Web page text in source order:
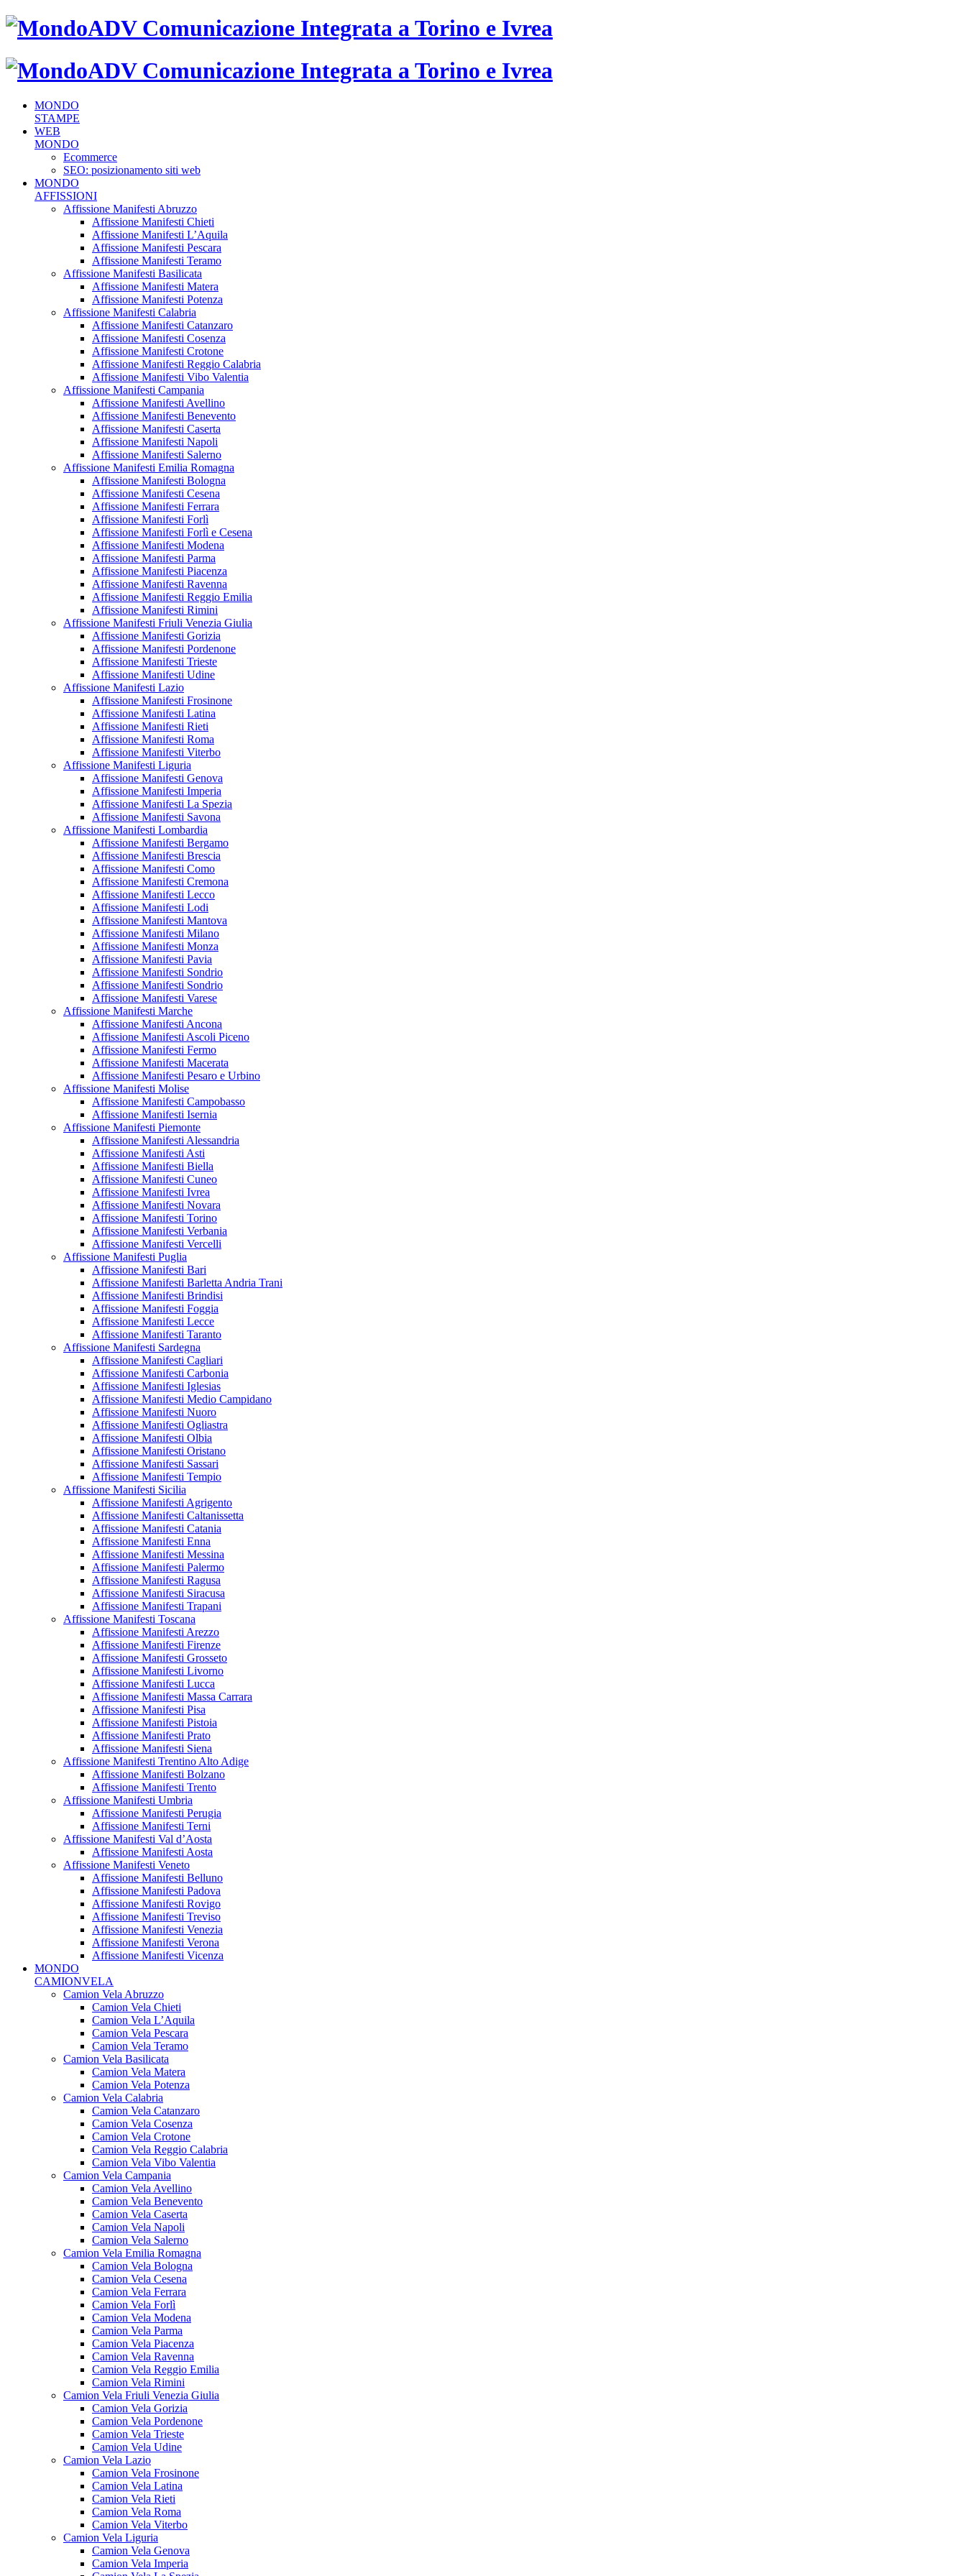
MONDO
STAMPE
WEB
MONDO
Ecommerce
SEO: posizionamento siti web
MONDO
AFFISSIONI
Affissione Manifesti Abruzzo
Affissione Manifesti Chieti
Affissione Manifesti L’Aquila
Affissione Manifesti Pescara
Affissione Manifesti Teramo
Affissione Manifesti Basilicata
Affissione Manifesti Matera
Affissione Manifesti Potenza
Affissione Manifesti Calabria
Affissione Manifesti Catanzaro
Affissione Manifesti Cosenza
Affissione Manifesti Crotone
Affissione Manifesti Reggio Calabria
Affissione Manifesti Vibo Valentia
Affissione Manifesti Campania
Affissione Manifesti Avellino
Affissione Manifesti Benevento
Affissione Manifesti Caserta
Affissione Manifesti Napoli
Affissione Manifesti Salerno
Affissione Manifesti Emilia Romagna
Affissione Manifesti Bologna
Affissione Manifesti Cesena
Affissione Manifesti Ferrara
Affissione Manifesti Forlì
Affissione Manifesti Forlì e Cesena
Affissione Manifesti Modena
Affissione Manifesti Parma
Affissione Manifesti Piacenza
Affissione Manifesti Ravenna
Affissione Manifesti Reggio Emilia
Affissione Manifesti Rimini
Affissione Manifesti Friuli Venezia Giulia
Affissione Manifesti Gorizia
Affissione Manifesti Pordenone
Affissione Manifesti Trieste
Affissione Manifesti Udine
Affissione Manifesti Lazio
Affissione Manifesti Frosinone
Affissione Manifesti Latina
Affissione Manifesti Rieti
Affissione Manifesti Roma
Affissione Manifesti Viterbo
Affissione Manifesti Liguria
Affissione Manifesti Genova
Affissione Manifesti Imperia
Affissione Manifesti La Spezia
Affissione Manifesti Savona
Affissione Manifesti Lombardia
Affissione Manifesti Bergamo
Affissione Manifesti Brescia
Affissione Manifesti Como
Affissione Manifesti Cremona
Affissione Manifesti Lecco
Affissione Manifesti Lodi
Affissione Manifesti Mantova
Affissione Manifesti Milano
Affissione Manifesti Monza
Affissione Manifesti Pavia
Affissione Manifesti Sondrio
Affissione Manifesti Sondrio
Affissione Manifesti Varese
Affissione Manifesti Marche
Affissione Manifesti Ancona
Affissione Manifesti Ascoli Piceno
Affissione Manifesti Fermo
Affissione Manifesti Macerata
Affissione Manifesti Pesaro e Urbino
Affissione Manifesti Molise
Affissione Manifesti Campobasso
Affissione Manifesti Isernia
Affissione Manifesti Piemonte
Affissione Manifesti Alessandria
Affissione Manifesti Asti
Affissione Manifesti Biella
Affissione Manifesti Cuneo
Affissione Manifesti Ivrea
Affissione Manifesti Novara
Affissione Manifesti Torino
Affissione Manifesti Verbania
Affissione Manifesti Vercelli
Affissione Manifesti Puglia
Affissione Manifesti Bari
Affissione Manifesti Barletta Andria Trani
Affissione Manifesti Brindisi
Affissione Manifesti Foggia
Affissione Manifesti Lecce
Affissione Manifesti Taranto
Affissione Manifesti Sardegna
Affissione Manifesti Cagliari
Affissione Manifesti Carbonia
Affissione Manifesti Iglesias
Affissione Manifesti Medio Campidano
Affissione Manifesti Nuoro
Affissione Manifesti Ogliastra
Affissione Manifesti Olbia
Affissione Manifesti Oristano
Affissione Manifesti Sassari
Affissione Manifesti Tempio
Affissione Manifesti Sicilia
Affissione Manifesti Agrigento
Affissione Manifesti Caltanissetta
Affissione Manifesti Catania
Affissione Manifesti Enna
Affissione Manifesti Messina
Affissione Manifesti Palermo
Affissione Manifesti Ragusa
Affissione Manifesti Siracusa
Affissione Manifesti Trapani
Affissione Manifesti Toscana
Affissione Manifesti Arezzo
Affissione Manifesti Firenze
Affissione Manifesti Grosseto
Affissione Manifesti Livorno
Affissione Manifesti Lucca
Affissione Manifesti Massa Carrara
Affissione Manifesti Pisa
Affissione Manifesti Pistoia
Affissione Manifesti Prato
Affissione Manifesti Siena
Affissione Manifesti Trentino Alto Adige
Affissione Manifesti Bolzano
Affissione Manifesti Trento
Affissione Manifesti Umbria
Affissione Manifesti Perugia
Affissione Manifesti Terni
Affissione Manifesti Val d’Aosta
Affissione Manifesti Aosta
Affissione Manifesti Veneto
Affissione Manifesti Belluno
Affissione Manifesti Padova
Affissione Manifesti Rovigo
Affissione Manifesti Treviso
Affissione Manifesti Venezia
Affissione Manifesti Verona
Affissione Manifesti Vicenza
MONDO
CAMIONVELA
Camion Vela Abruzzo
Camion Vela Chieti
Camion Vela L’Aquila
Camion Vela Pescara
Camion Vela Teramo
Camion Vela Basilicata
Camion Vela Matera
Camion Vela Potenza
Camion Vela Calabria
Camion Vela Catanzaro
Camion Vela Cosenza
Camion Vela Crotone
Camion Vela Reggio Calabria
Camion Vela Vibo Valentia
Camion Vela Campania
Camion Vela Avellino
Camion Vela Benevento
Camion Vela Caserta
Camion Vela Napoli
Camion Vela Salerno
Camion Vela Emilia Romagna
Camion Vela Bologna
Camion Vela Cesena
Camion Vela Ferrara
Camion Vela Forlì
Camion Vela Modena
Camion Vela Parma
Camion Vela Piacenza
Camion Vela Ravenna
Camion Vela Reggio Emilia
Camion Vela Rimini
Camion Vela Friuli Venezia Giulia
Camion Vela Gorizia
Camion Vela Pordenone
Camion Vela Trieste
Camion Vela Udine
Camion Vela Lazio
Camion Vela Frosinone
Camion Vela Latina
Camion Vela Rieti
Camion Vela Roma
Camion Vela Viterbo
Camion Vela Liguria
Camion Vela Genova
Camion Vela Imperia